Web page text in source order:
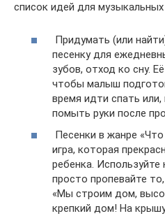
список идей для
Придумать (или
песенку для
зубов, отход ко сну.
чтобы малыш
время идти спать
помыть руки после
Песенки в жанре
игра, которая
ребенка.
просто пропевайте
«Мы строим дом,
крепкий дом! На